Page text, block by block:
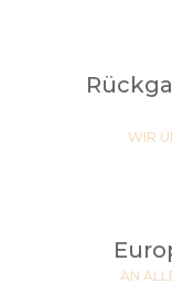
WIR
AN